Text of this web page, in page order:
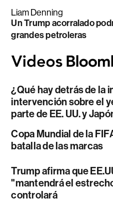
Liam Denning
Un Trump acorralado
grandes petroleras
¿Qué hay detrás de la
intervención sobre el
parte de EE. UU. y
Copa Mundial de la
batalla de las marcas
Trump afirma que
"mantendrá el
controlará